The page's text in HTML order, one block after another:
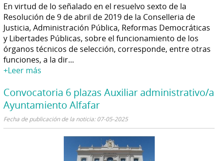
En virtud de lo señalado en el resuelvo sexto de la
Resolución de 9 de abril de 2019 de la Conselleria de
Justicia, Administración Pública, Reformas Democráticas
y Libertades Públicas, sobre el funcionamiento de los
órganos técnicos de selección, corresponde, entre otras
funciones, a la dir...
+Leer más
Convocatoria 6 plazas Auxiliar administrativo/a
Ayuntamiento Alfafar
Fecha de publicación de la noticia: 07-05-2025